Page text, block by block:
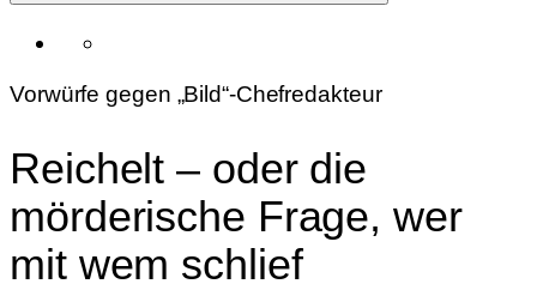
Vorwürfe gegen „Bild“-Chefredakteur
Reichelt – oder die
mörderische Frage, wer
mit wem schlief